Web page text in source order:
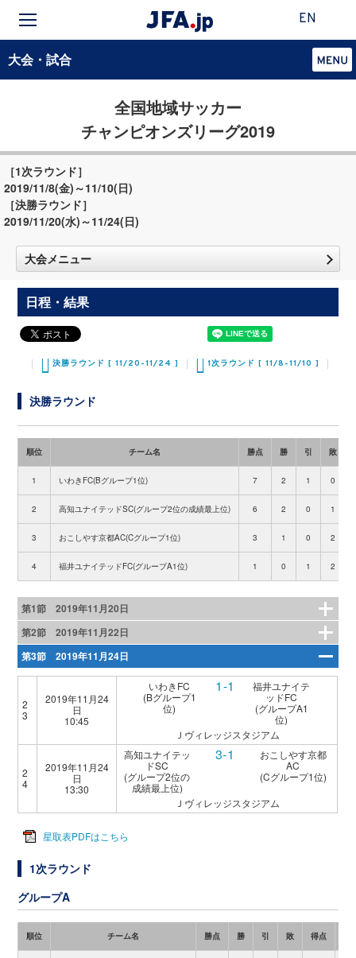
EN
大会・試合
全国地域サッカー
チャンピオンズリーグ2019
［1次ラウンド］
2019/11/8(金)～11/10(日)
［決勝ラウンド］
2019/11/20(水)～11/24(日)
大会メニュー
日程・結果
決勝ラウンド [ 11/20-11/24 ] 1次ラウンド [ 11/8-11/10 ]
決勝ラウンド
順位 チーム名 勝点 勝 引 敗
1 いわきFC(Bグループ1位) 7 2 1 0
2 高知ユナイテッドSC(グループ2位の成績最上位) 6 2 0 1
3 おこしやす京都AC(Cグループ1位) 3 1 0 2
4 福井ユナイテッドFC(グループA1位) 1 0 1 2
第1節 2019年11月20日
第2節 2019年11月22日
第3節 2019年11月24日
2
3
2019年11月24
日
10:45
いわきFC
(Bグループ1
位)
1-1
福井ユナイテ
ッドFC
(グループA1
位)
Ｊヴィレッジスタジアム
2
4
2019年11月24
日
13:30
高知ユナイテッ
ドSC
(グループ2位の
成績最上位)
3-1
おこしやす京都
AC
(Cグループ1位)
Ｊヴィレッジスタジアム
星取表PDFはこちら
1次ラウンド
グループA
順位 チーム名 勝点 勝 引 敗 得点